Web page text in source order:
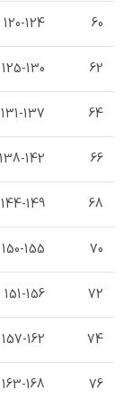
60
120-124
62
125-130
64
131-137
66
138-142
68
144-149
70
150-155
72
151-156
74
157-162
76
163-168